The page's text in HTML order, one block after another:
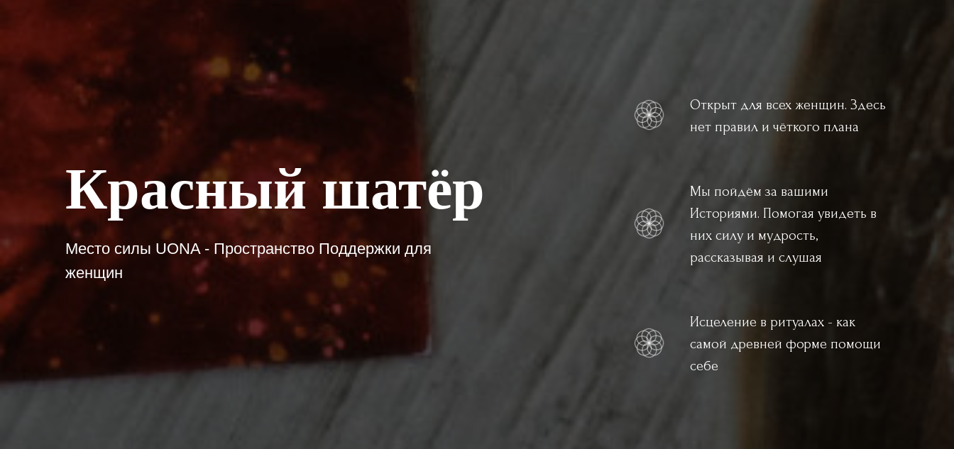
Красный шатёр
Место силы UONA - Пространство Поддержки для
женщин
Открыт для всех женщин. Здесь
нет правил и чёткого плана
Мы пойдём за вашими
Историями. Помогая увидеть в
них силу и мудрость,
рассказывая и слушая
Исцеление в ритуалах - как
самой древней форме помощи
себе